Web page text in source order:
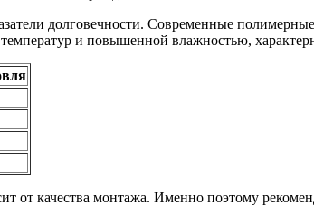
долговечности. Современные
и повышенной влажностью,
от качества монтажа. Именно поэтому